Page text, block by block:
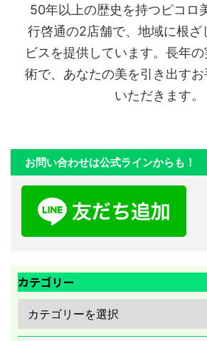
50年以上の歴史を持つピコロ
行啓通の2店舗で、地域に根ざ
ビスを提供しています。長年
術で、あなたの美を引き出す
いただきます。
お問い合わせは公式ラインからも！
カテゴリー